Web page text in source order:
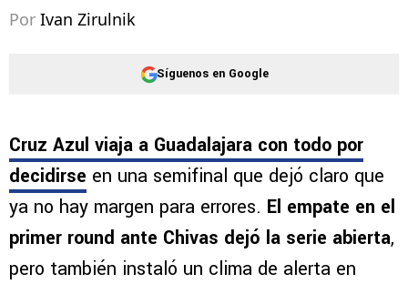
Por Ivan Zirulnik
Síguenos en Google
Cruz Azul viaja a Guadalajara con todo por
decidirse en una semifinal que dejó claro que
ya no hay margen para errores. El empate en el
primer round ante Chivas dejó la serie abierta,
pero también instaló un clima de alerta en